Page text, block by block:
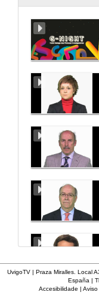
UvigoTV | Praza Miralles. Local
España |
Accesibilidade |